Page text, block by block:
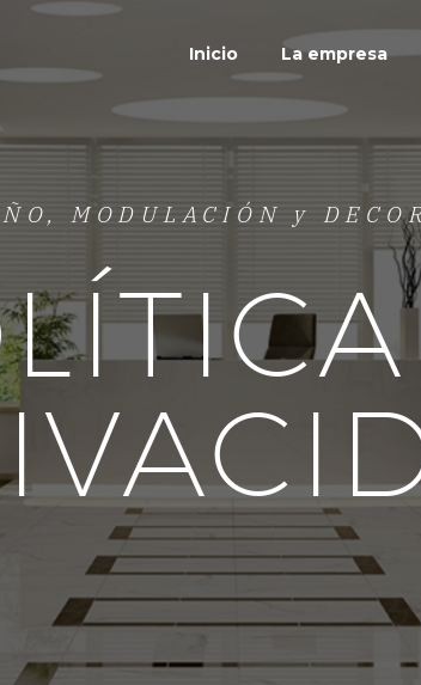
Inicio La empresa
MODULACIÓN y